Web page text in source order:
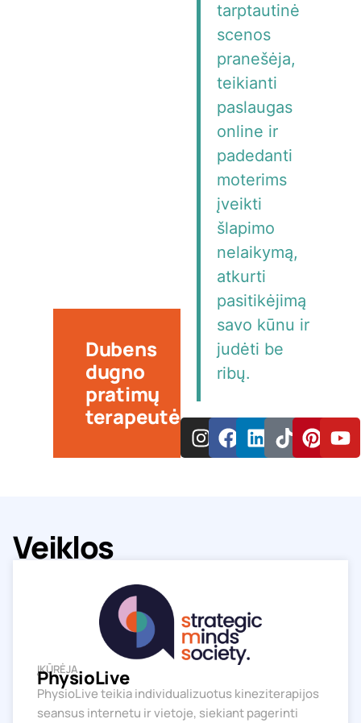
Dubens
dugno
pratimų
terapeutė
tarptautinė
scenos
pranešėja,
teikianti
paslaugas
online ir
padedanti
moterims
įveikti
šlapimo
nelaikymą,
atkurti
pasitikėjimą
savo kūnu ir
judėti be
ribų.
Veiklos
ĮKŪRĖJA
PhysioLive
PhysioLive teikia individualizuotus kineziterapijos
seansus internetu ir vietoje, siekiant pagerinti